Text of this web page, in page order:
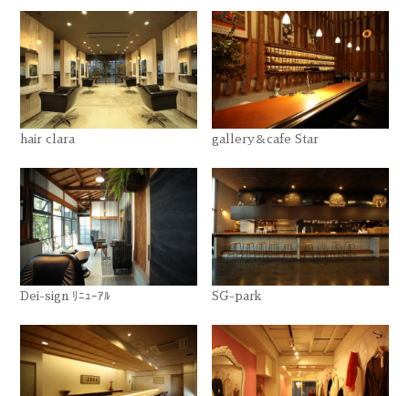
hair clara gallery＆cafe Star
Dei-sign ﾘﾆｭｰｱﾙ SG-park